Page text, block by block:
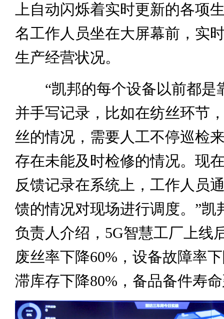
上自动闪烁着实时更新的各项
名工作人员坐在大屏幕前，实
生产经营状况。
“凯邦的每个设备以前都是
并手写记录，比如在纺丝环节
丝的情况，需要人工不停巡检
存在未能及时检修的情况。现
反馈记录在系统上，工作人员
馈的情况对现场进行调度。”凯
负责人介绍，5G智慧工厂上线
废丝率下降60%，设备故障率
滞库存下降80%，备品备件寿